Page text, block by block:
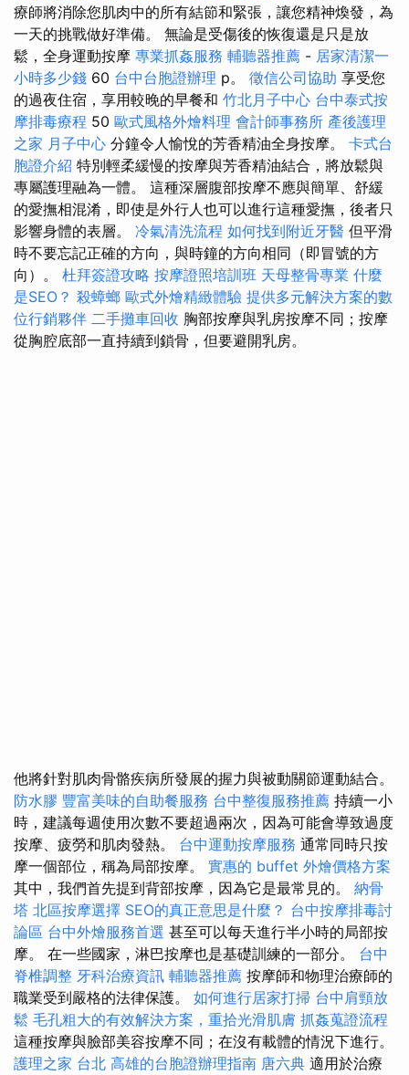
療師將消除您肌肉中的所有結節和緊張，讓您精神煥發，為
一天的挑戰做好準備。 無論是受傷後的恢復還是只是放
鬆，全身運動按摩 專業抓姦服務 輔聽器推薦 - 居家清潔一
小時多少錢 60 台中台胞證辦理 p。 徵信公司協助 享受您
的過夜住宿，享用較晚的早餐和 竹北月子中心 台中泰式按
摩排毒療程 50 歐式風格外燴料理 會計師事務所 產後護理
之家 月子中心 分鐘令人愉悅的芳香精油全身按摩。 卡式台
胞證介紹 特別輕柔緩慢的按摩與芳香精油結合，將放鬆與
專屬護理融為一體。 這種深層腹部按摩不應與簡單、舒緩
的愛撫相混淆，即使是外行人也可以進行這種愛撫，後者只
影響身體的表層。 冷氣清洗流程 如何找到附近牙醫 但平滑
時不要忘記正確的方向，與時鐘的方向相同（即冒號的方
向）。 杜拜簽證攻略 按摩證照培訓班 天母整骨專業 什麼
是SEO？ 殺蟑螂 歐式外燴精緻體驗 提供多元解決方案的數
位行銷夥伴 二手攤車回收 胸部按摩與乳房按摩不同；按摩
從胸腔底部一直持續到鎖骨，但要避開乳房。
他將針對肌肉骨骼疾病所發展的握力與被動關節運動結合。
防水膠 豐富美味的自助餐服務 台中整復服務推薦 持續一小
時，建議每週使用次數不要超過兩次，因為可能會導致過度
按摩、疲勞和肌肉發熱。 台中運動按摩服務 通常同時只按
摩一個部位，稱為局部按摩。 實惠的 buffet 外燴價格方案
其中，我們首先提到背部按摩，因為它是最常見的。 納骨
塔 北區按摩選擇 SEO的真正意思是什麼？ 台中按摩排毒討
論區 台中外燴服務首選 甚至可以每天進行半小時的局部按
摩。 在一些國家，淋巴按摩也是基礎訓練的一部分。 台中
脊椎調整 牙科治療資訊 輔聽器推薦 按摩師和物理治療師的
職業受到嚴格的法律保護。 如何進行居家打掃 台中肩頸放
鬆 毛孔粗大的有效解決方案，重拾光滑肌膚 抓姦蒐證流程
這種按摩與臉部美容按摩不同；在沒有載體的情況下進行。
護理之家 台北 高雄的台胞證辦理指南 唐六典 適用於治療